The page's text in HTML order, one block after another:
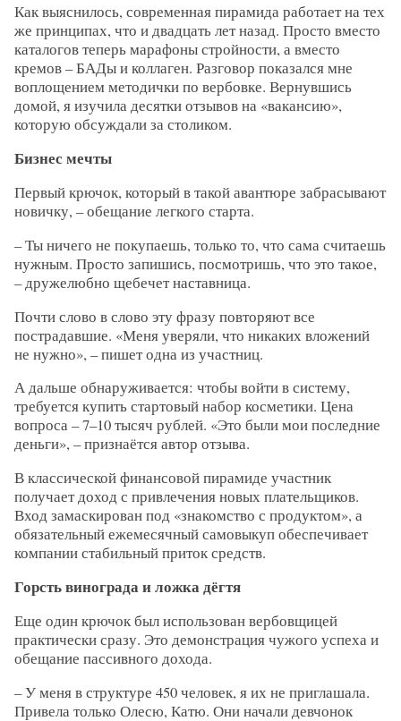
Как выяснилось, современная пирамида работает на тех
же принципах, что и двадцать лет назад. Просто вместо
каталогов теперь марафоны стройности, а вместо
кремов – БАДы и коллаген. Разговор показался мне
воплощением методички по вербовке. Вернувшись
домой, я изучила десятки отзывов на «вакансию»,
которую обсуждали за столиком.
Бизнес мечты
Первый крючок, который в такой авантюре забрасывают
новичку, – обещание легкого старта.
– Ты ничего не покупаешь, только то, что сама считаешь
нужным. Просто запишись, посмотришь, что это такое,
– дружелюбно щебечет наставница.
Почти слово в слово эту фразу повторяют все
пострадавшие. «Меня уверяли, что никаких вложений
не нужно», – пишет одна из участниц.
А дальше обнаруживается: чтобы войти в систему,
требуется купить стартовый набор косметики. Цена
вопроса – 7–10 тысяч рублей. «Это были мои последние
деньги», – признаётся автор отзыва.
В классической финансовой пирамиде участник
получает доход с привлечения новых плательщиков.
Вход замаскирован под «знакомство с продуктом», а
обязательный ежемесячный самовыкуп обеспечивает
компании стабильный приток средств.
Горсть винограда и ложка дёгтя
Еще один крючок был использован вербовщицей
практически сразу. Это демонстрация чужого успеха и
обещание пассивного дохода.
– У меня в структуре 450 человек, я их не приглашала.
Привела только Олесю, Катю. Они начали девчонок